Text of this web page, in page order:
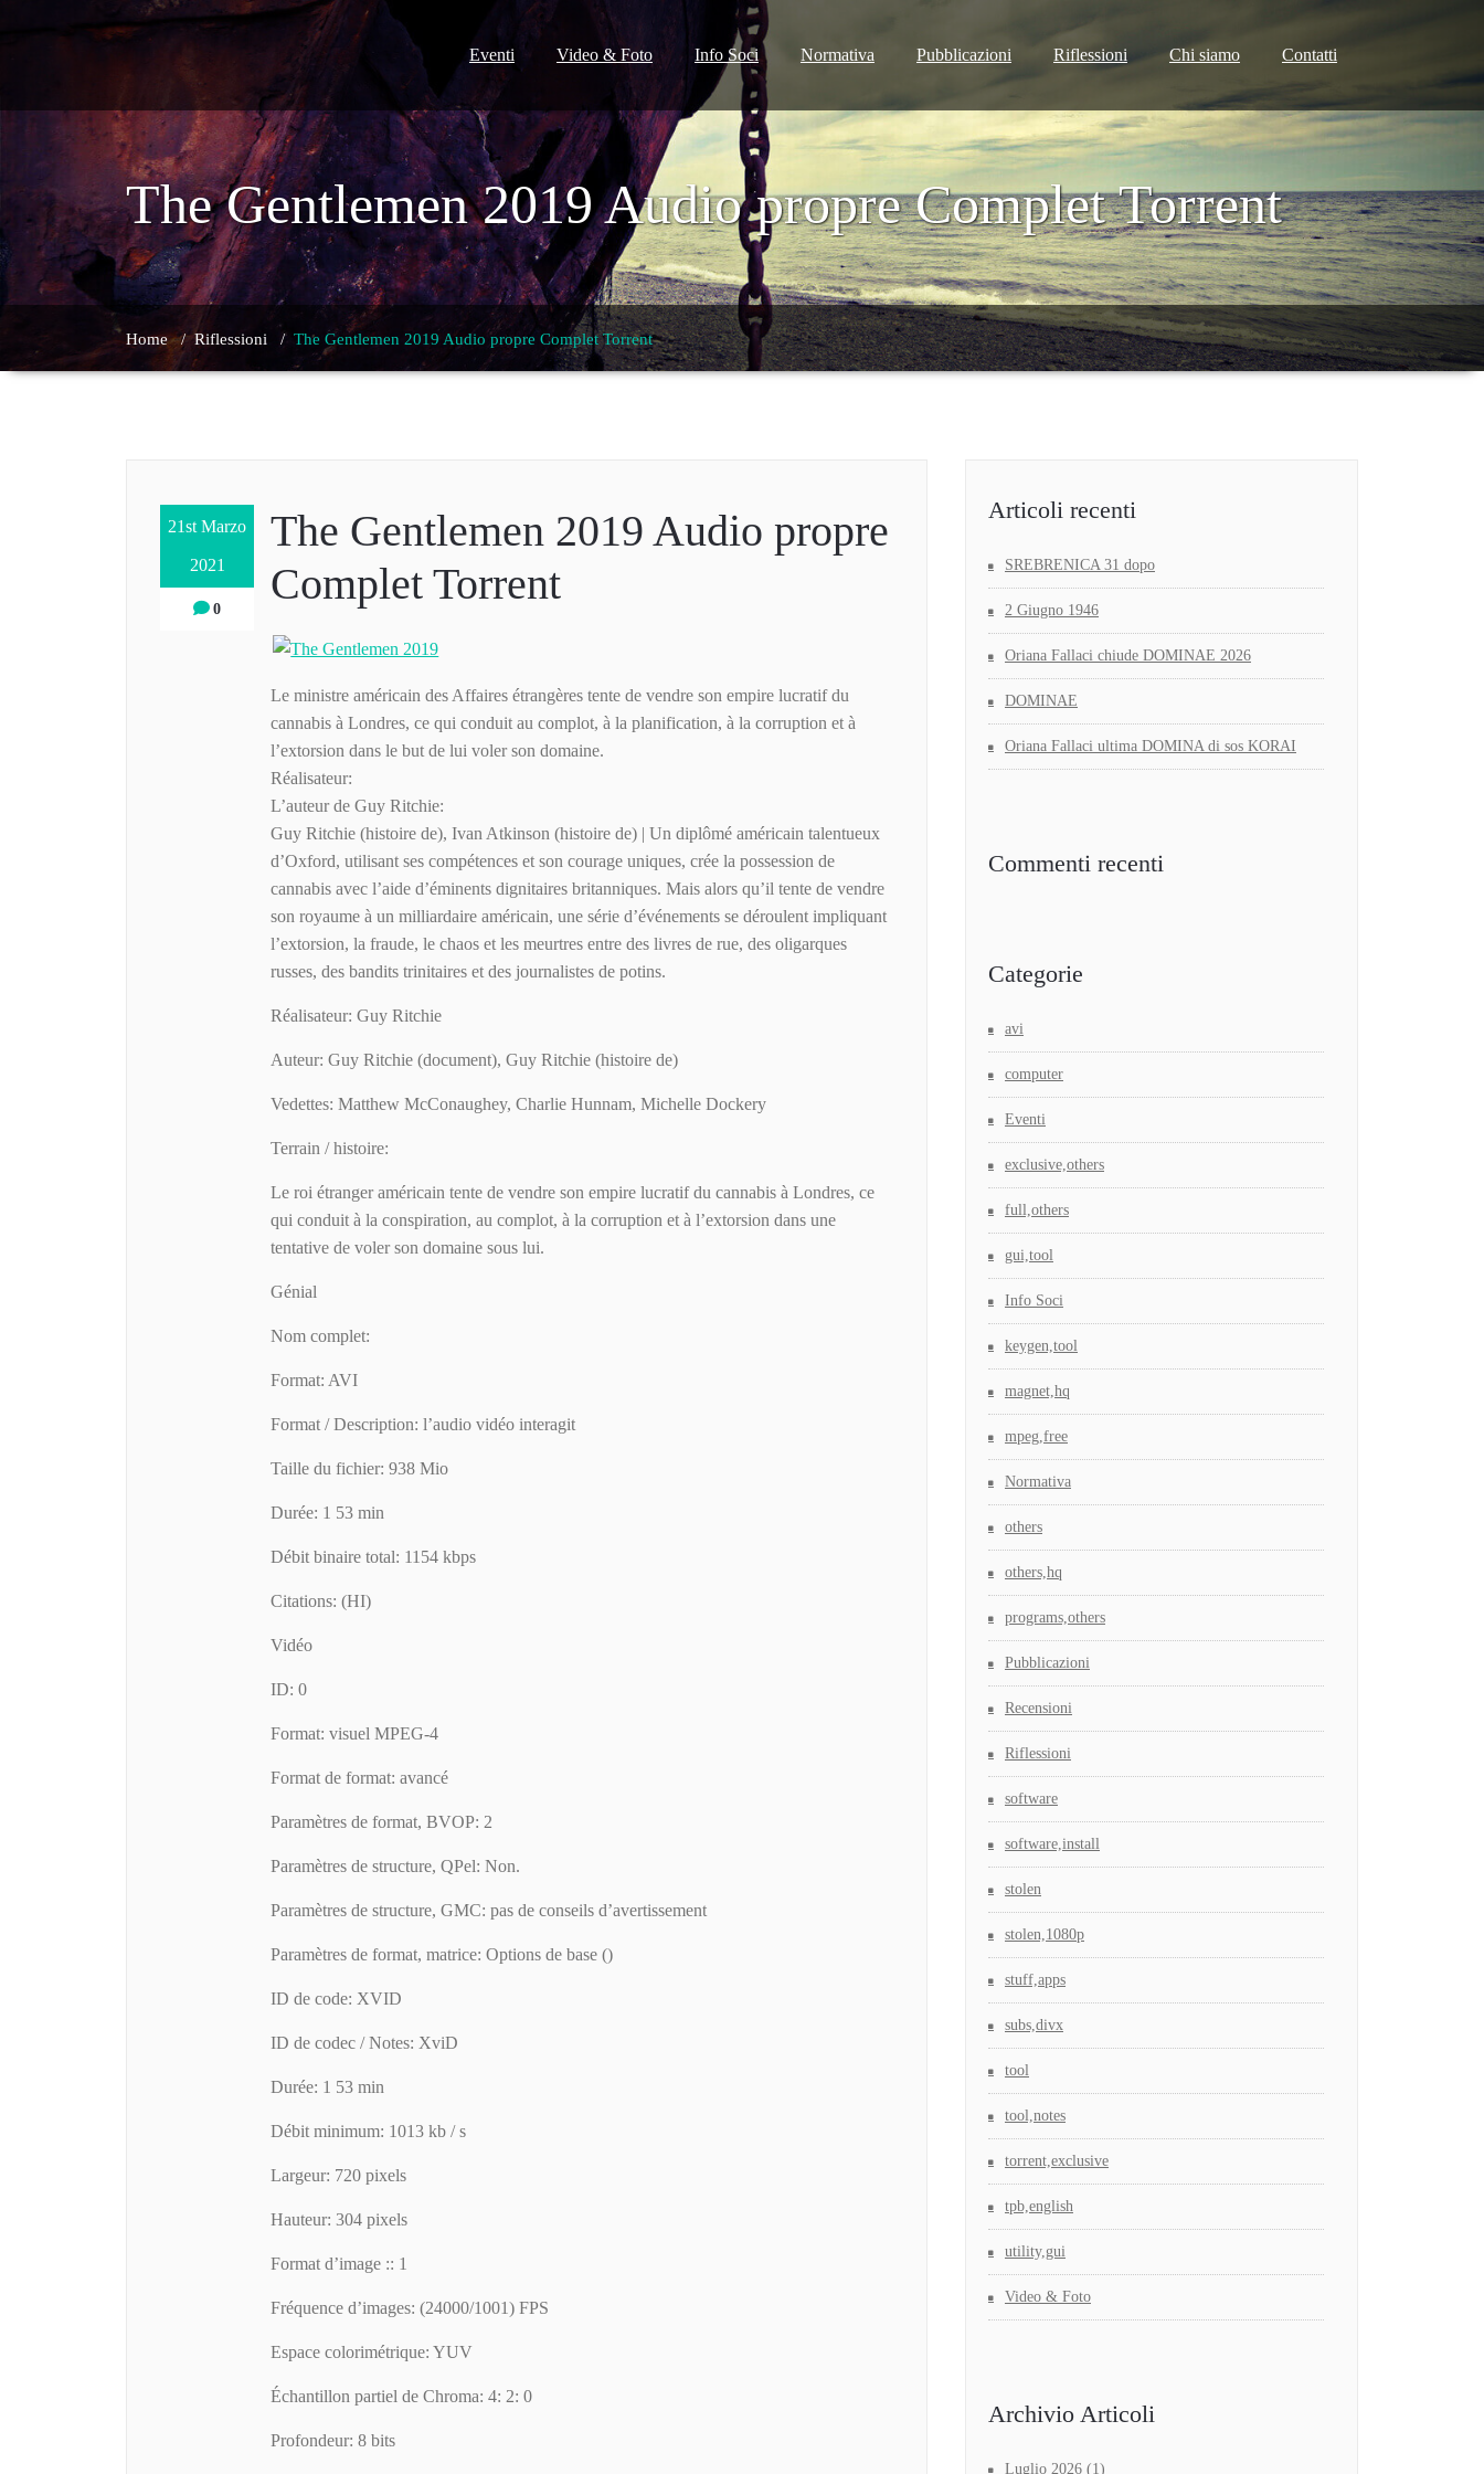
Eventi Video & Foto Info Soci Normativa Pubblicazioni Riflessioni Chi siamo Contatti
The Gentlemen 2019 Audio propre Complet Torrent
Home/Riflessioni / The Gentlemen 2019 Audio propre Complet Torrent
21st Marzo
2021
0
The Gentlemen 2019 Audio propre
Complet Torrent
Le ministre américain des Affaires étrangères tente de vendre son empire lucratif du
cannabis à Londres, ce qui conduit au complot, à la planification, à la corruption et à
l’extorsion dans le but de lui voler son domaine.
Réalisateur:
L’auteur de Guy Ritchie:
Guy Ritchie (histoire de), Ivan Atkinson (histoire de) | Un diplômé américain talentueux
d’Oxford, utilisant ses compétences et son courage uniques, crée la possession de
cannabis avec l’aide d’éminents dignitaires britanniques. Mais alors qu’il tente de vendre
son royaume à un milliardaire américain, une série d’événements se déroulent impliquant
l’extorsion, la fraude, le chaos et les meurtres entre des livres de rue, des oligarques
russes, des bandits trinitaires et des journalistes de potins.
Réalisateur: Guy Ritchie
Auteur: Guy Ritchie (document), Guy Ritchie (histoire de)
Vedettes: Matthew McConaughey, Charlie Hunnam, Michelle Dockery
Terrain / histoire:
Le roi étranger américain tente de vendre son empire lucratif du cannabis à Londres, ce
qui conduit à la conspiration, au complot, à la corruption et à l’extorsion dans une
tentative de voler son domaine sous lui.
Génial
Nom complet:
Format: AVI
Format / Description: l’audio vidéo interagit
Taille du fichier: 938 Mio
Durée: 1 53 min
Débit binaire total: 1154 kbps
Citations: (HI)
Vidéo
ID: 0
Format: visuel MPEG-4
Format de format: avancé
Paramètres de format, BVOP: 2
Paramètres de structure, QPel: Non.
Paramètres de structure, GMC: pas de conseils d’avertissement
Paramètres de format, matrice: Options de base ()
ID de code: XVID
ID de codec / Notes: XviD
Durée: 1 53 min
Débit minimum: 1013 kb / s
Largeur: 720 pixels
Hauteur: 304 pixels
Format d’image :: 1
Fréquence d’images: (24000/1001) FPS
Espace colorimétrique: YUV
Échantillon partiel de Chroma: 4: 2: 0
Profondeur: 8 bits
Articoli recenti
SREBRENICA 31 dopo
2 Giugno 1946
Oriana Fallaci chiude DOMINAE 2026
DOMINAE
Oriana Fallaci ultima DOMINA di sos KORAI
Commenti recenti
Categorie
avi
computer
Eventi
exclusive,others
full,others
gui,tool
Info Soci
keygen,tool
magnet,hq
mpeg,free
Normativa
others
others,hq
programs,others
Pubblicazioni
Recensioni
Riflessioni
software
software,install
stolen
stolen,1080p
stuff,apps
subs,divx
tool
tool,notes
torrent,exclusive
tpb,english
utility,gui
Video & Foto
Archivio Articoli
Luglio 2026 (1)